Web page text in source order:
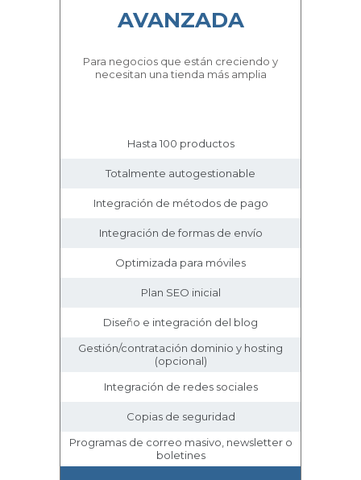
AVANZADA
Para negocios que están creciendo y
necesitan una tienda más amplia
Hasta 100 productos
Totalmente autogestionable
Integración de métodos de pago
Integración de formas de envío
Optimizada para móviles
Plan SEO inicial
Diseño e integración del blog
Gestión/contratación dominio y hosting
(opcional)
Integración de redes sociales
Copias de seguridad
Programas de correo masivo, newsletter o
boletines